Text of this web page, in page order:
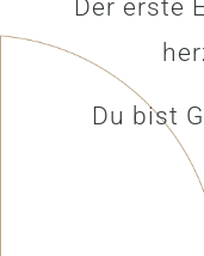
Der erste
Du bist